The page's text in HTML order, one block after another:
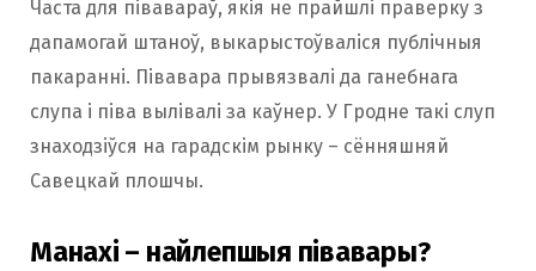
Часта для півавараў, якія не прайшлі праверку з
дапамогай штаноў, выкарыстоўваліся публічныя
пакаранні. Півавара прывязвалі да ганебнага
слупа і піва вылівалі за каўнер. У Гродне такі слуп
знаходзіўся на гарадскім рынку – сённяшняй
Савецкай плошчы.
Манахі – найлепшыя півавары?